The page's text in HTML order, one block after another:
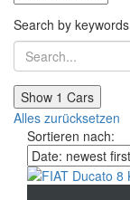
Search by keywords
Show 1 Cars
Alles zurücksetzen
Sortieren nach: